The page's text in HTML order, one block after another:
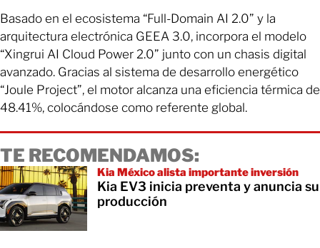
Basado en el ecosistema “Full-Domain AI 2.0” y la
arquitectura electrónica GEEA 3.0, incorpora el modelo
“Xingrui AI Cloud Power 2.0” junto con un chasis digital
avanzado. Gracias al sistema de desarrollo energético
“Joule Project”, el motor alcanza una eficiencia térmica de
48.41%, colocándose como referente global.
TE RECOMENDAMOS:
Kia México alista importante inversión
Kia EV3 inicia preventa y anuncia su
producción